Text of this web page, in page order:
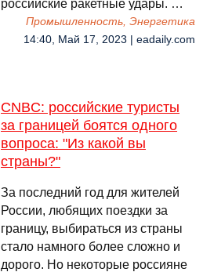
российские ракетные удары. …
Промышленность, Энергетика
14:40, Май 17, 2023 | eadaily.com
CNBC: российские туристы
за границей боятся одного
вопроса: "Из какой вы
страны?"
За последний год для жителей
России, любящих поездки за
границу, выбираться из страны
стало намного более сложно и
дорого. Но некоторые россияне